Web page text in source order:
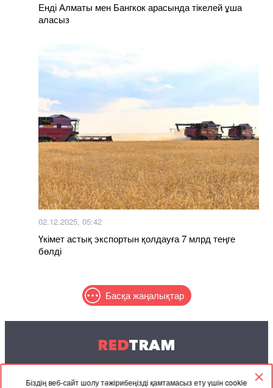
Біздің веб-сайт шолу тәжірибеңізді қамтамасыз ету үшін cookie
Енді Алматы мен Бангкок арасында тікелей ұша
аласыз
02.12.2025, 05:42
Үкімет астық экспортын қолдауға 7 млрд теңге
бөлді
Басқа жаңалықтар
REDTRAM
© 2004-2026 Redtram, Ltd.